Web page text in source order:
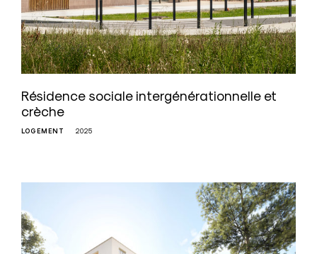
Résidence sociale intergénérationnelle et
crèche
LOGEMENT 2025